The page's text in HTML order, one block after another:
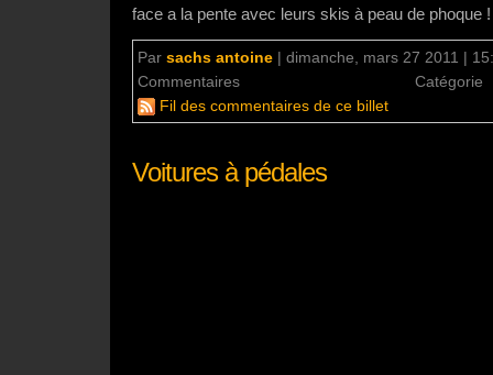
face a la pente avec leurs skis à peau de phoque !
Par sachs antoine | dimanche, mars 27 2011 |
Commentaires
Catégorie
Fil des commentaires de ce billet
Voitures à pédales